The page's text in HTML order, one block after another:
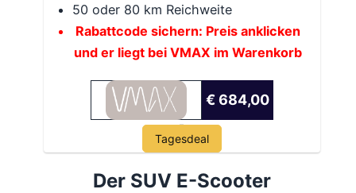
50 oder 80 km Reichweite
Rabattcode sichern: Preis anklicken
und er liegt bei VMAX im Warenkorb
€ 684,00
Tagesdeal
Der SUV E-Scooter